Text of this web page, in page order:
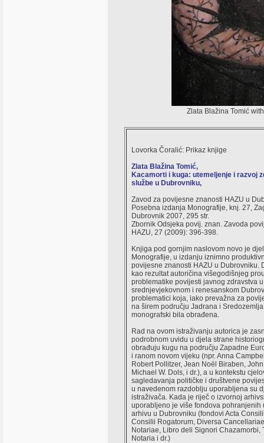
Zlata Blažina Tomić
Lovorka Čoralić: Prikaz knjige
Zlata Blažina Tomić,
Kacamorti i kuga: utemeljenje i razvoj
službe u Dubrovniku,
Zavod za povijesne znanosti HAZU u
Posebna izdanja Monografije, knj. 27,
Dubrovnik 2007, 295 str.
Zbornik Odsjeka povij. znan. Zavoda
HAZU, 27 (2009): 396-398.
Knjiga pod gornjim naslovom novo je
Monografije, u izdanju iznimno
povijesne znanosti HAZU u Dubrovniku.
kao rezultat autoričina višegodišnjeg
problematike povijesti javnog zdravstva u
srednjevjekovnom i renesanskom
problematici koja, iako prevažna za
na širem području Jadrana i
monografski bila obrađena.
Rad na ovom istraživanju autorica je
podrobnom uvidu u djela strane
obrađuju kugu na području Zapadne
i ranom novom vijeku (npr. Anna
Robert Pollitzer, Jean Noël Biraben,
Michael W. Dols, i dr.), a u kontekstu
sagledavanja političke i društvene
u navedenom razdoblju uporabljena su
istraživača. Kada je riječ o izvornoj
uporabljeno je više fondova pohranjenih
arhivu u Dubrovniku (fondovi Acta
Consilii Rogatorum, Diversa
Notariae, Libro deli Signori Chazamorbi,
Notaria i dr.)